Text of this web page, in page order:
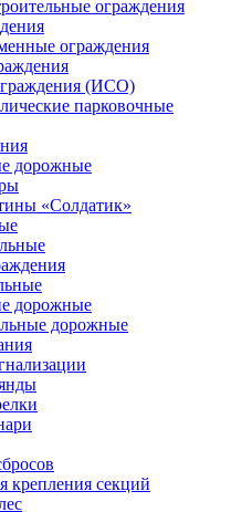
ограждения
ограждения
(ИСО)
парковочные
дорожные
«Солдатик»
дорожные
дорожные
крепления секций